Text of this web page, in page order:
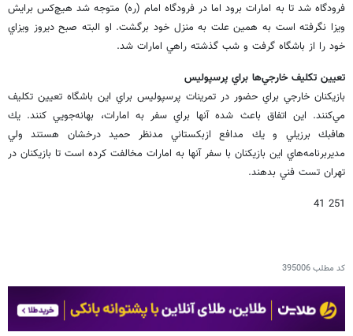
فرودگاه شد تا به امارات برود اما در فرودگاه امام (ره) متوجه شد هيچ‌كس برايش
ويزا نگرفته است به همين علت به منزل خود برگشت. او البته صبح ديروز ويزاي
خود را از باشگاه گرفت و شب گذشته راهي امارات شد.
تعيين تكليف خارجي‌ها براي پرسپوليس
بازيكنان خارجي براي حضور در تمرينات پرسپوليس براي اين باشگاه تعيين تكليف
مي‌كنند. اين اتفاق باعث شده آنها براي سفر به امارات، بهانه‌جويي كنند. يك
هافبك برزيلي و يك مدافع ازبكستاني مدنظر حميد درخشان هستند ولي
مديربرنامه‌هاي اين بازيكنان با سفر آنها به امارات مخالفت كرده است تا بازيكنان در
تهران تست فني بدهند.
251 41
کد مطلب395006